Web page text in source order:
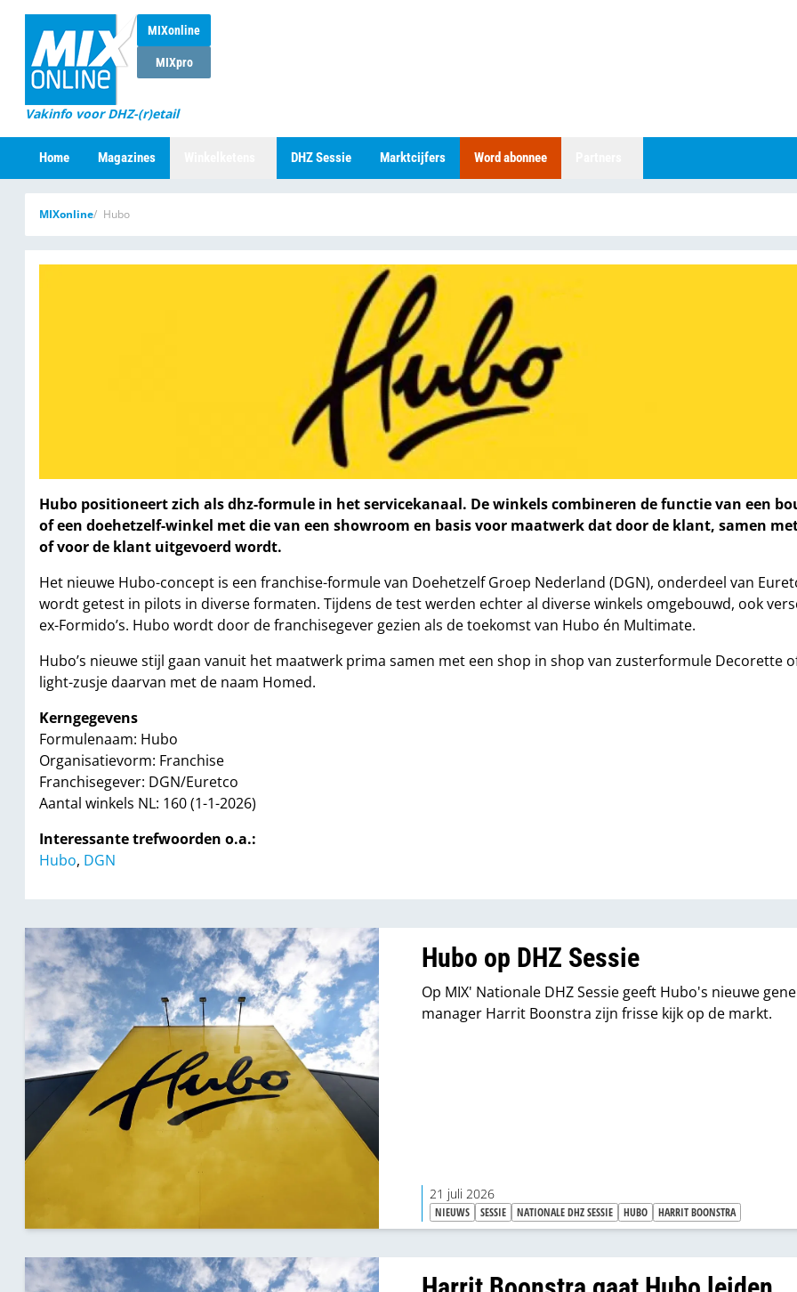
MIXonline
MIXpro
Vakinfo voor DHZ-(r)etail
Home Magazines DHZ Sessie Marktcijfers Word abonnee
MIXonline Hubo
Hubo positioneert zich als dhz-formule in het servicekanaal. De winkels combineren de functie van een
of een doehetzelf-winkel met die van een showroom en basis voor maatwerk dat door de klant, samen
of voor de klant uitgevoerd wordt.
Het nieuwe Hubo-concept is een franchise-formule van Doehetzelf Groep Nederland (DGN), onderdeel van
wordt getest in pilots in diverse formaten. Tijdens de test werden echter al diverse winkels omgebouwd, ook
ex-Formido’s. Hubo wordt door de franchisegever gezien als de toekomst van Hubo én Multimate.
Hubo’s nieuwe stijl gaan vanuit het maatwerk prima samen met een shop in shop van zusterformule Decorette
light-zusje daarvan met de naam Homed.
Kerngegevens
Formulenaam: Hubo
Organisatievorm: Franchise
Franchisegever: DGN/Euretco
Aantal winkels NL: 160 (1-1-2026)
Interessante trefwoorden o.a.:
Hubo, DGN
Hubo op DHZ Sessie
Op MIX' Nationale DHZ Sessie geeft Hubo's nieuwe
manager Harrit Boonstra zijn frisse kijk op de markt.
21 juli 2026
NIEUWS SESSIE NATIONALE DHZ SESSIE HUBO HARRIT BOONSTRA